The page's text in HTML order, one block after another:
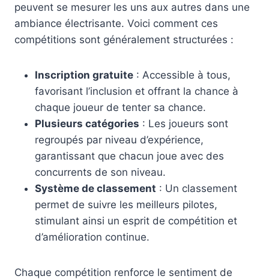
peuvent se mesurer les uns aux autres dans une
ambiance électrisante. Voici comment ces
compétitions sont généralement structurées :
Inscription gratuite : Accessible à tous,
favorisant l’inclusion et offrant la chance à
chaque joueur de tenter sa chance.
Plusieurs catégories : Les joueurs sont
regroupés par niveau d’expérience,
garantissant que chacun joue avec des
concurrents de son niveau.
Système de classement : Un classement
permet de suivre les meilleurs pilotes,
stimulant ainsi un esprit de compétition et
d’amélioration continue.
Chaque compétition renforce le sentiment de